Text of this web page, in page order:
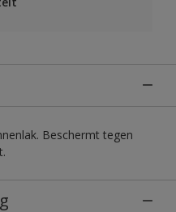
Beschermt tegen